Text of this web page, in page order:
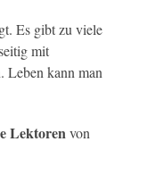
Es gibt zu viele
mit
Leben kann man
Lektoren von